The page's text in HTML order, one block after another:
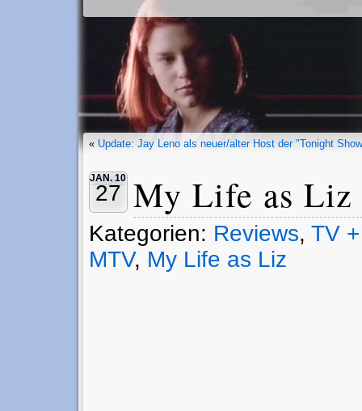
« Update: Jay Leno als neuer/alter Host der "Tonight
JAN. 10
27 My Life as Liz
Kategorien: Reviews, TV
MTV, My Life as Liz